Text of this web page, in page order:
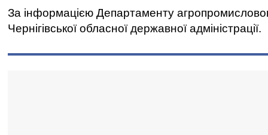
За інформацією Департаменту
Чернігівської обласної державної адміністрації.